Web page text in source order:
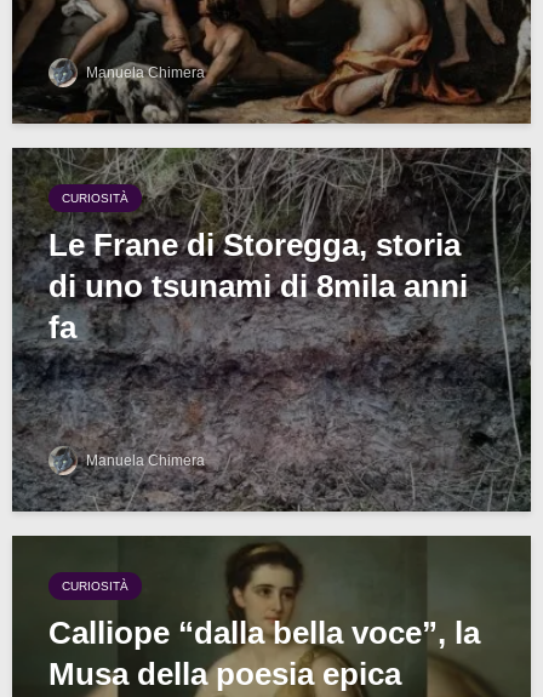
Manuela Chimera
CURIOSITÀ
Le Frane di Storegga, storia
di uno tsunami di 8mila anni
fa
Manuela Chimera
CURIOSITÀ
Calliope “dalla bella voce”, la
Musa della poesia epica